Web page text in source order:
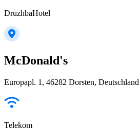
DruzhbaHotel
McDonald's
Europapl. 1, 46282 Dorsten, Deutschland
Telekom